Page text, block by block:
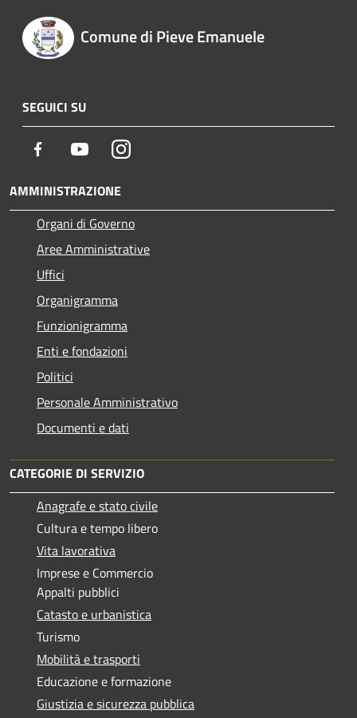
Comune di Pieve Emanuele
SEGUICI SU
Facebook YoutubeInstagram
AMMINISTRAZIONE
Organi di Governo
Aree Amministrative
Uffici
Organigramma
Funzionigramma
Enti e fondazioni
Politici
Personale Amministrativo
Documenti e dati
CATEGORIE DI SERVIZIO
Anagrafe e stato civile
Cultura e tempo libero
Vita lavorativa
Imprese e Commercio
Appalti pubblici
Catasto e urbanistica
Turismo
Mobilità e trasporti
Educazione e formazione
Giustizia e sicurezza pubblica